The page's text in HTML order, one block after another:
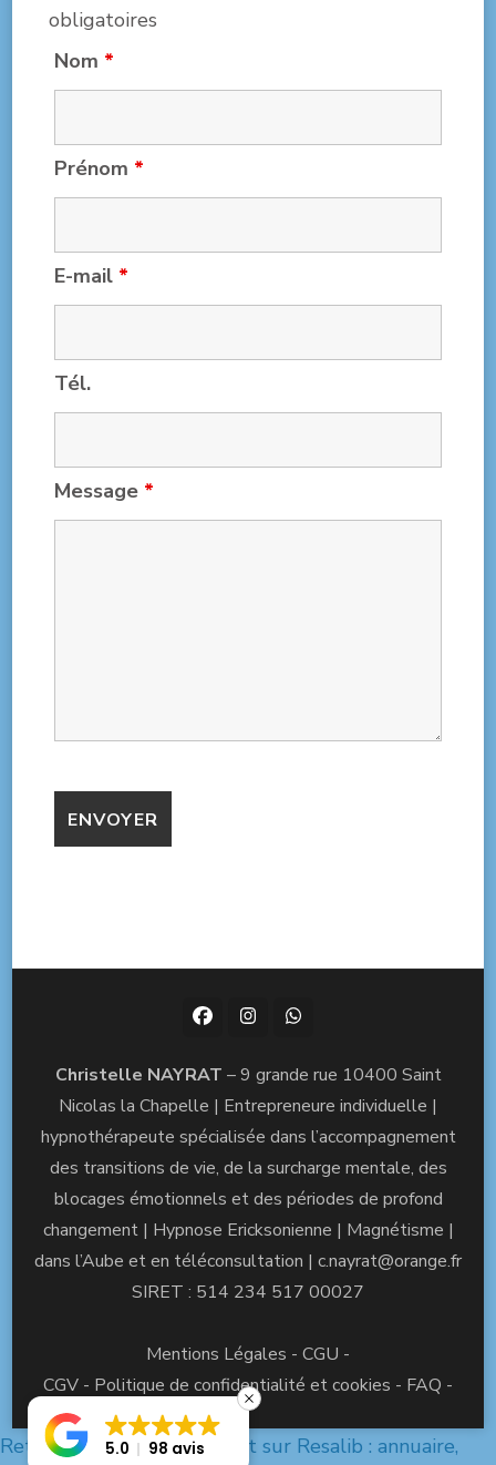
obligatoires
Nom *
Prénom *
E-mail *
Tél.
Message *
Christelle NAYRAT – 9 grande rue 10400 Saint
Nicolas la Chapelle | Entrepreneure individuelle |
hypnothérapeute spécialisée dans l’accompagnement
des transitions de vie, de la surcharge mentale, des
blocages émotionnels et des périodes de profond
changement | Hypnose Ericksonienne | Magnétisme |
dans l’Aube et en téléconsultation | c.nayrat@orange.fr
SIRET : 514 234 517 00027
Mentions Légales - CGU -
CGV - Politique de confidentialité et cookies - FAQ -
Retrouvez Christelle Nayrat sur Resalib : annuaire,
5.0 98 avis